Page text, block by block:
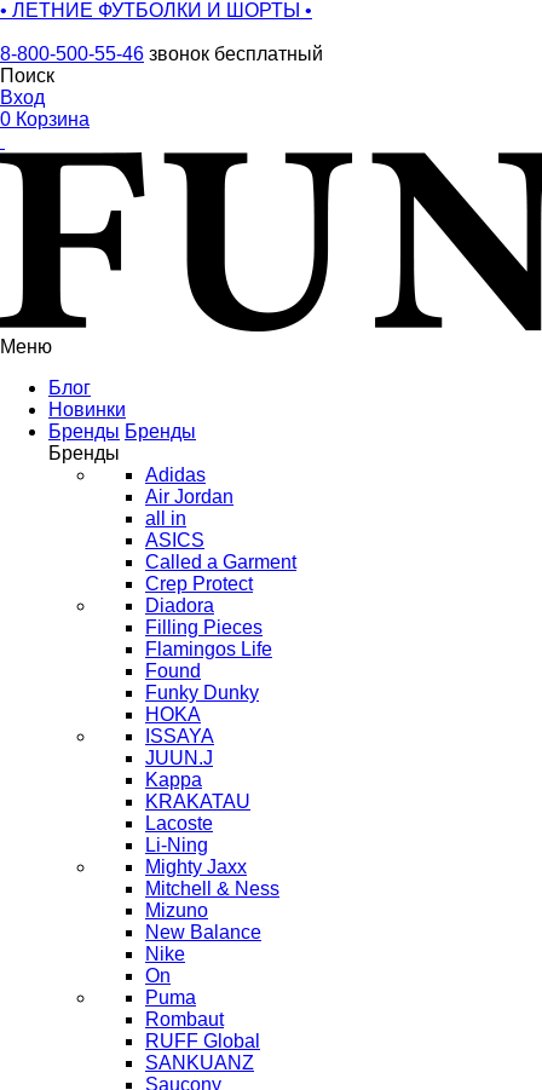
• ЛЕТНИЕ ФУТБОЛКИ И ШОРТЫ •
8-800-500-55-46 звонок бесплатный
Поиск
Вход
0 Корзина
Меню
Блог
Новинки
Бренды Бренды
Бренды
Adidas
Air Jordan
all in
ASICS
Called a Garment
Crep Protect
Diadora
Filling Pieces
Flamingos Life
Found
Funky Dunky
HOKA
ISSAYA
JUUN.J
Kappa
KRAKATAU
Lacoste
Li-Ning
Mighty Jaxx
Mitchell & Ness
Mizuno
New Balance
Nike
On
Puma
Rombaut
RUFF Global
SANKUANZ
Saucony